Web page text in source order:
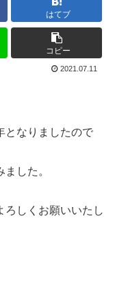
はてブ
コピー
2021.07.11
となりましたので
した。
ろしくお願いいたし